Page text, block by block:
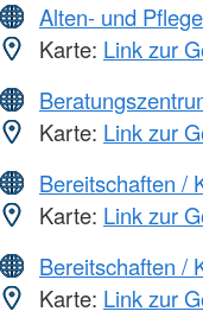
Alten- und
Karte: Link zur
Karte: Link zur
Bereitschaften /
Karte: Link zur
Bereitschaften /
Karte: Link zur